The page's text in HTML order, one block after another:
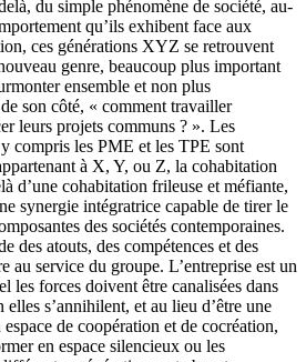
du simple phénomène de société, au-
qu’ils exhibent face aux
ces générations XYZ se retrouvent
genre, beaucoup plus important
ensemble et non plus
son côté, « comment travailler
leurs projets communs ? ». Les
compris les PME et les TPE sont
à X, Y, ou Z, la cohabitation
d’une cohabitation frileuse et méfiante,
synergie intégratrice capable de tirer le
des sociétés contemporaines.
des atouts, des compétences et des
au service du groupe. L’entreprise est un
les forces doivent être canalisées dans
s’annihilent, et au lieu d’être une
de coopération et de cocréation,
en espace silencieux ou les